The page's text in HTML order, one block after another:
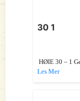
30 1
HØIE 30 – 1
Les Mer